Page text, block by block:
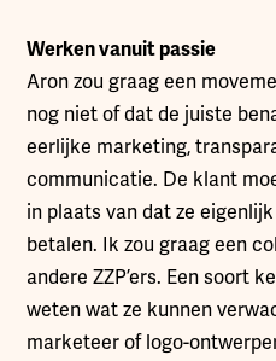
Werken vanuit passie
Aron zou graag een
nog niet of dat de juiste
eerlijke marketing,
communicatie. De klant
in plaats van dat ze
betalen. Ik zou graag een
andere ZZP’ers. Een soort
weten wat ze kunnen
marketeer of logo-